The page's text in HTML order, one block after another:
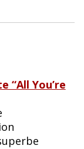
“All You’re